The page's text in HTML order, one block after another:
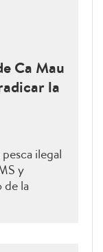
Ca Mau
la
ilegal
y
de la